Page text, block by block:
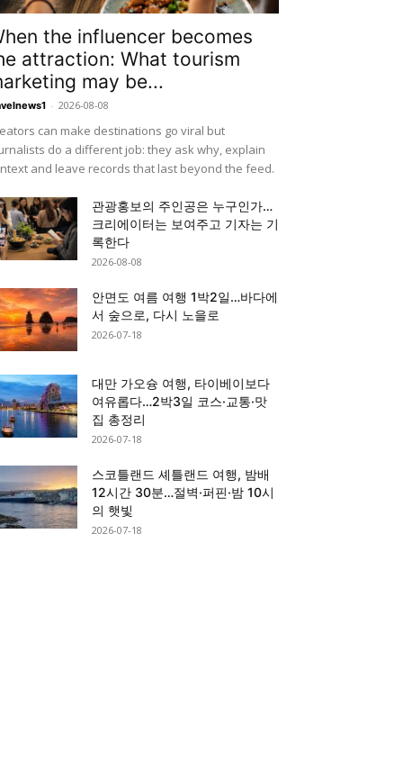
the influencer becomes
attraction: What tourism
may be...
- 2026-08-08
can make destinations go viral but
do a different job: they ask why, explain
and leave records that last beyond the feed.
관광홍보의 주인공은 누구인가…
크리에이터는 보여주고 기자는 기
록한다
2026-08-08
안면도 여름 여행 1박2일…바다에
서 숲으로, 다시 노을로
2026-07-18
대만 가오슝 여행, 타이베이보다
여유롭다…2박3일 코스·교통·맛
집 총정리
2026-07-18
스코틀랜드 셰틀랜드 여행, 밤배
12시간 30분…절벽·퍼핀·밤 10시
의 햇빛
2026-07-18